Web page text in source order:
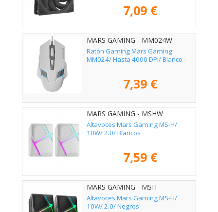
7,09 €
MARS GAMING - MM024W
Ratón Gaming Mars Gaming
MM024/ Hasta 4000 DPI/ Blanco
7,39 €
MARS GAMING - MSHW
Altavoces Mars Gaming MS-H/
10W/ 2.0/ Blancos
7,59 €
MARS GAMING - MSH
Altavoces Mars Gaming MS-H/
10W/ 2.0/ Negros